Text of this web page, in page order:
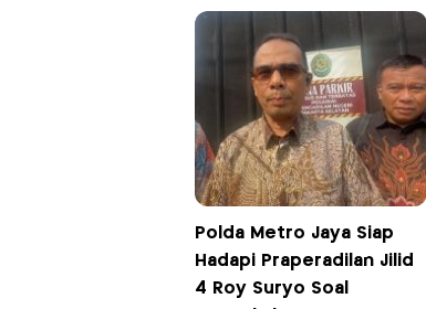
Polda Metro Jaya Siap
Hadapi Praperadilan Jilid
4 Roy Suryo Soal